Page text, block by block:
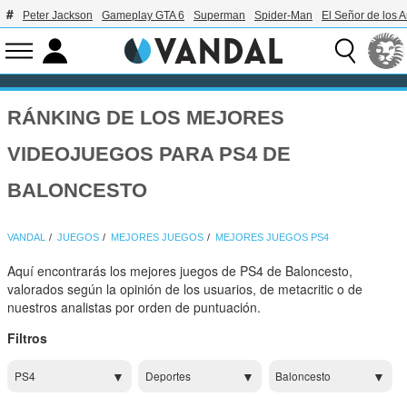
Peter Jackson Gameplay GTA 6 Superman Spider-Man El Señor de los
RÁNKING DE LOS MEJORES
VIDEOJUEGOS PARA PS4 DE
BALONCESTO
VANDAL JUEGOS MEJORES JUEGOS MEJORES JUEGOS PS4
Aquí encontrarás los mejores juegos de PS4 de Baloncesto,
valorados según la opinión de los usuarios, de metacritic o de
nuestros analistas por orden de puntuación.
Filtros
PS4 Deportes Baloncesto